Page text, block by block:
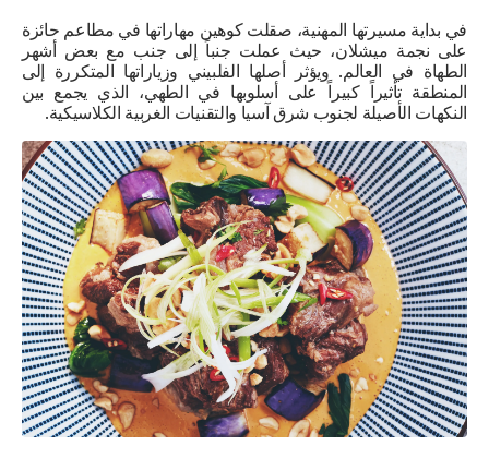
في بداية مسيرتها المهنية، صقلت كوهين مهاراتها في مطاعم حائزة
على نجمة ميشلان، حيث عملت جنباً إلى جنب مع بعض أشهر
الطهاة في العالم. ويؤثر أصلها الفلبيني وزياراتها المتكررة إلى
المنطقة تأثيراً كبيراً على أسلوبها في الطهي، الذي يجمع بين
النكهات الأصيلة لجنوب شرق آسيا والتقنيات الغربية الكلاسيكية.